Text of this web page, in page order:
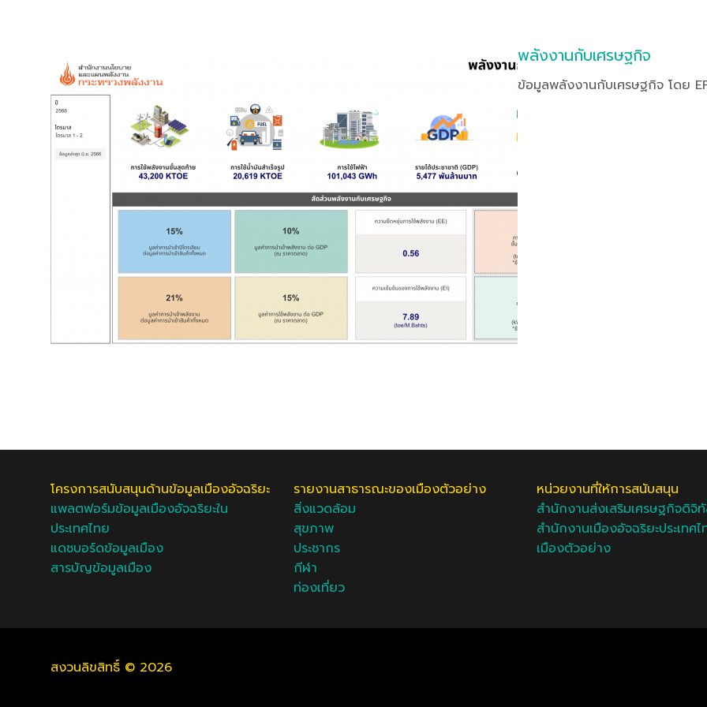
พลังงานกับเศรษฐกิจ
ข้อมูลพลังงานกับเศรษฐกิจ โดย
โครงการสนับสนุนด้านข้อมูลเมืองอัจฉริยะ
แพลตฟอร์มข้อมูลเมืองอัจฉริยะใน
ประเทศไทย
แดชบอร์ดข้อมูลเมือง
สารบัญข้อมูลเมือง
รายงานสาธารณะของเมืองตัวอย่าง
สิ่งแวดล้อม
สุขภาพ
ประชากร
กีฬา
ท่องเที่ยว
หน่วยงานที่ให้การสนับสนุน
สำนักงานส่งเสริมเศรษฐกิจดิจิ
สำนักงานเมืองอัจฉริยะประเทศ
เมืองตัวอย่าง
สงวนลิขสิทธิ์ © 2026